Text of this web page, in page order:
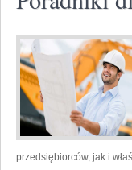
przedsiębiorców, jak i